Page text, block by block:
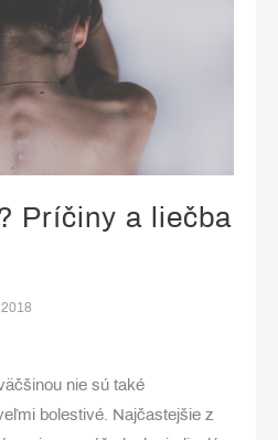
Príčiny a liečba
nie sú také
bolestivé. Najčastejšie z